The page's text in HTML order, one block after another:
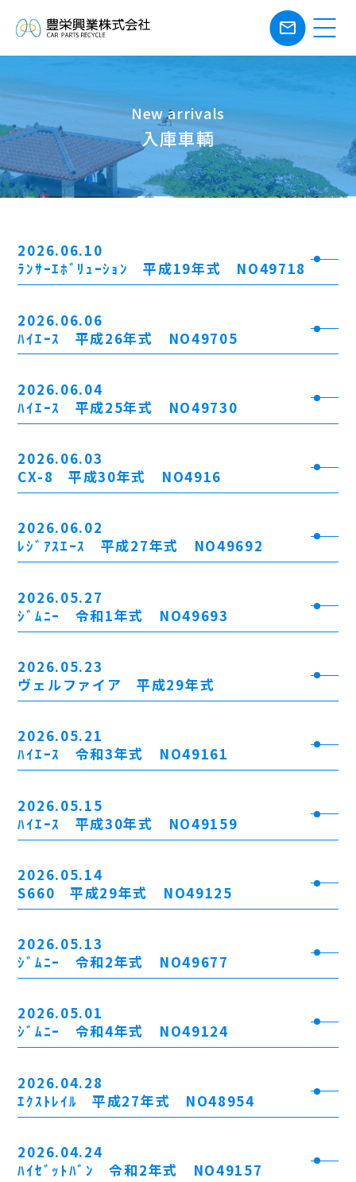
mail_outline
New arrivals
入庫車輌
2026.06.10
ﾗﾝｻｰｴﾎﾞﾘｭｰｼｮﾝ 平成19年式 NO49718
2026.06.06
ﾊｲｴｰｽ 平成26年式 NO49705
2026.06.04
ﾊｲｴｰｽ 平成25年式 NO49730
2026.06.03
CX-8 平成30年式 NO4916
2026.06.02
ﾚｼﾞｱｽｴｰｽ 平成27年式 NO49692
2026.05.27
ｼﾞﾑﾆｰ 令和1年式 NO49693
2026.05.23
ヴェルファイア 平成29年式
2026.05.21
ﾊｲｴｰｽ 令和3年式 NO49161
2026.05.15
ﾊｲｴｰｽ 平成30年式 NO49159
2026.05.14
S660 平成29年式 NO49125
2026.05.13
ｼﾞﾑﾆｰ 令和2年式 NO49677
2026.05.01
ｼﾞﾑﾆｰ 令和4年式 NO49124
2026.04.28
ｴｸｽﾄﾚｲﾙ 平成27年式 NO48954
2026.04.24
ﾊｲｾﾞｯﾄﾊﾞﾝ 令和2年式 NO49157